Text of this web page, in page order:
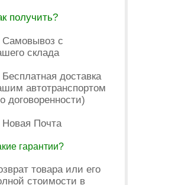
получить?
Самовывоз с
склада
Бесплатная доставка
автотранспортом
договоренности)
Новая Почта
гарантии?
товара или его
стоимости в